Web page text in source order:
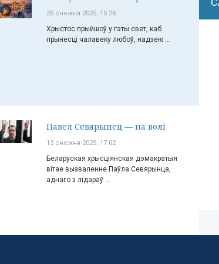
25 снежня 2025, 15:26
Хрыстос прыйшоў у гэты свет, каб
прынесці чалавеку любоў, надзею ...
Павел Севярынец — на волі
13 снежня 2025, 17:02
Беларуская хрысціянская дэмакратыя
вітае вызваленне Паўла Севярынца,
аднаго з лідараў ...